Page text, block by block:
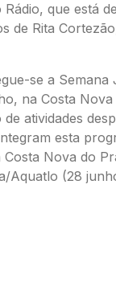
que está
de Rita
se a Semana
na Costa
atividades
esta
Nova do
Aquatlo (28